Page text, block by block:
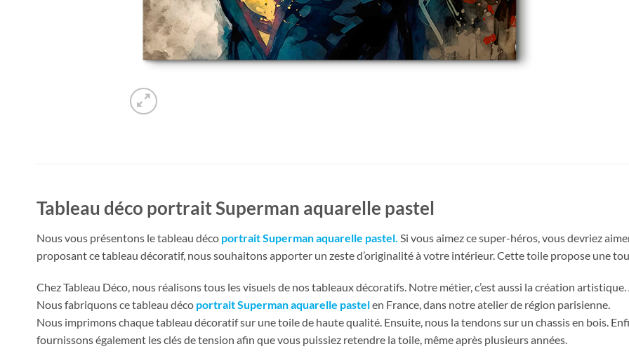
Tableau déco portrait Superman aquarelle pastel
Nous vous présentons le tableau déco portrait Superman aquarelle pastel Si vous aimez ce super-héros, vous devriez
proposant ce tableau décoratif, nous souhaitons apporter un zeste d’originalité à votre intérieur. Cette toile propose une
Chez Tableau Déco, nous réalisons tous les visuels de nos tableaux décoratifs. Notre métier, c’est aussi la création
Nous fabriquons ce tableau déco portrait Superman aquarelle pastelen France, dans notre atelier de région parisienne.
Nous imprimons chaque tableau décoratif sur une toile de haute qualité. Ensuite, nous la tendons sur un chassis en bois.
fournissons également les clés de tension afin que vous puissiez retendre la toile, même après plusieurs années.